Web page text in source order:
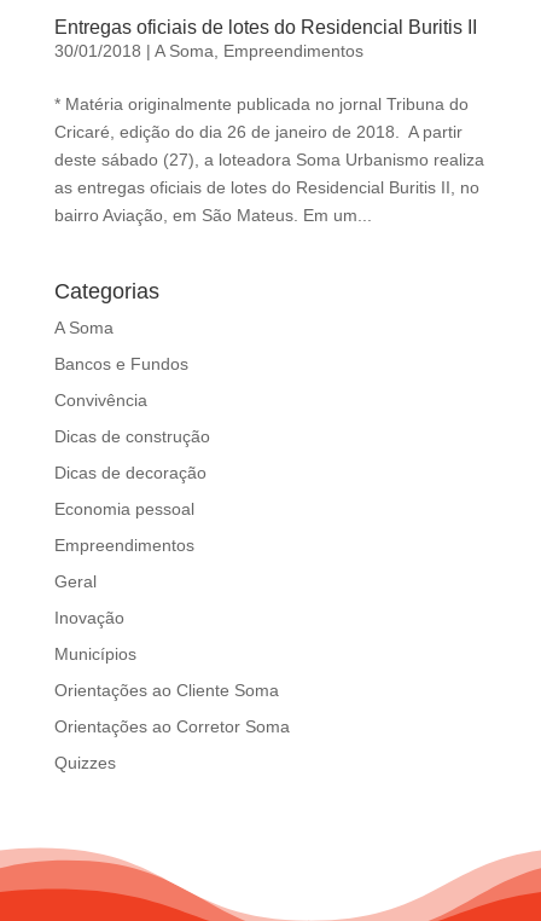
Entregas oficiais de lotes do Residencial Buritis II
30/01/2018 | A Soma, Empreendimentos
* Matéria originalmente publicada no jornal Tribuna do
Cricaré, edição do dia 26 de janeiro de 2018. A partir
deste sábado (27), a loteadora Soma Urbanismo realiza
as entregas oficiais de lotes do Residencial Buritis II, no
bairro Aviação, em São Mateus. Em um...
Categorias
A Soma
Bancos e Fundos
Convivência
Dicas de construção
Dicas de decoração
Economia pessoal
Empreendimentos
Geral
Inovação
Municípios
Orientações ao Cliente Soma
Orientações ao Corretor Soma
Quizzes